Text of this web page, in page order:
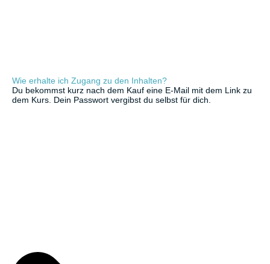
Wie erhalte ich Zugang zu den Inhalten?
Du bekommst kurz nach dem Kauf eine E-Mail mit dem Link zu
dem Kurs. Dein Passwort vergibst du selbst für dich.